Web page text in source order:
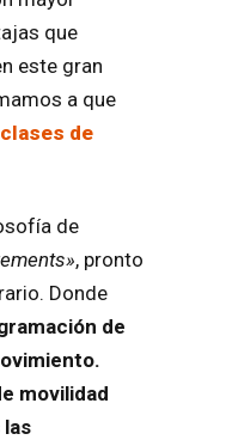
que
este gran
a que
clases de
de
, pronto
Donde
de
movilidad